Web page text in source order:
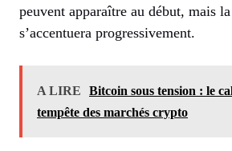
peuvent apparaître au début, mais
s’accentuera progressivement.
A LIRE
Bitcoin sous tension : le
tempête des marchés crypto